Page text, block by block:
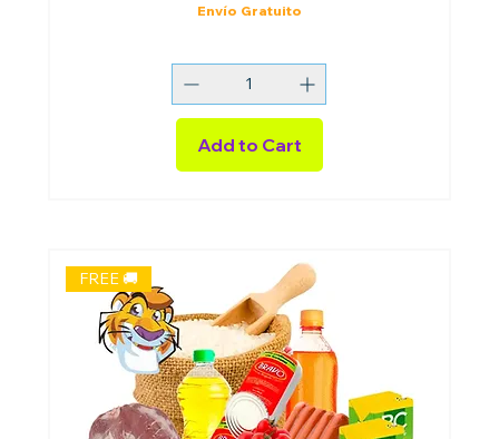
Envío Gratuito
Add to Cart
FREE 🚚